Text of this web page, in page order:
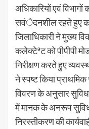
अधिकारियों एवं
सवंेदनशील रहते हुए
जिलाधिकारी ने मुख्य
कलेक्टेªट को पीपीपी
निरीक्षण करते हुए
ने स्पष्ट किया
विवरण के अनुसार
में मानक के अनरूप
निरस्तीकरण की